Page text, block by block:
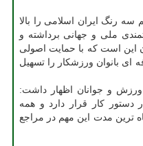
رنگ ایران اسلامی را بالا
ملی و جهانی برداشته و
است که با حمایت اصولی
بانوان ورزشکار را تسهیل
و جوانان اظهار داشت:
دستور کار قرار دارد و همه
ترین مدت این مهم در مراجع